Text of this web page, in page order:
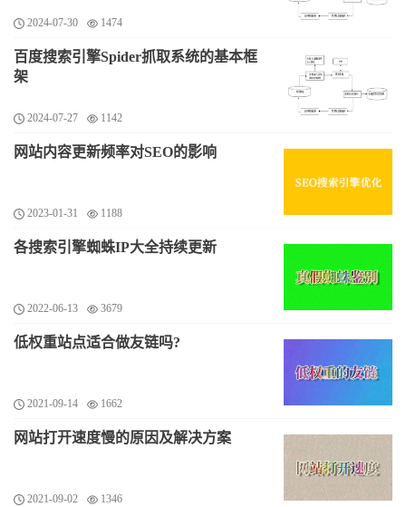
2024-07-30 1474
百度搜索引擎Spider抓取系统的基本框
架
2024-07-27 1142
网站内容更新频率对SEO的影响
2023-01-31 1188
各搜索引擎蜘蛛IP大全持续更新
2022-06-13 3679
低权重站点适合做友链吗?
2021-09-14 1662
网站打开速度慢的原因及解决方案
2021-09-02 1346